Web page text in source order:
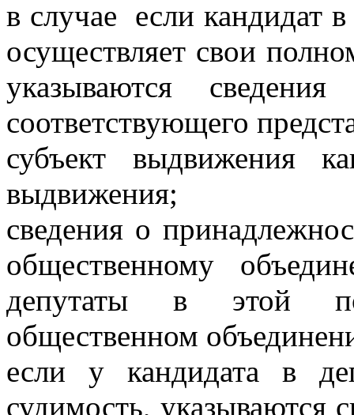
в случае если кандидат
осуществляет свои
указываются
соответствующего
субъект выдвижения
выдвижения;
сведения о
общественному
депутаты в этой
общественном
если у кандидата в
судимость, указываются